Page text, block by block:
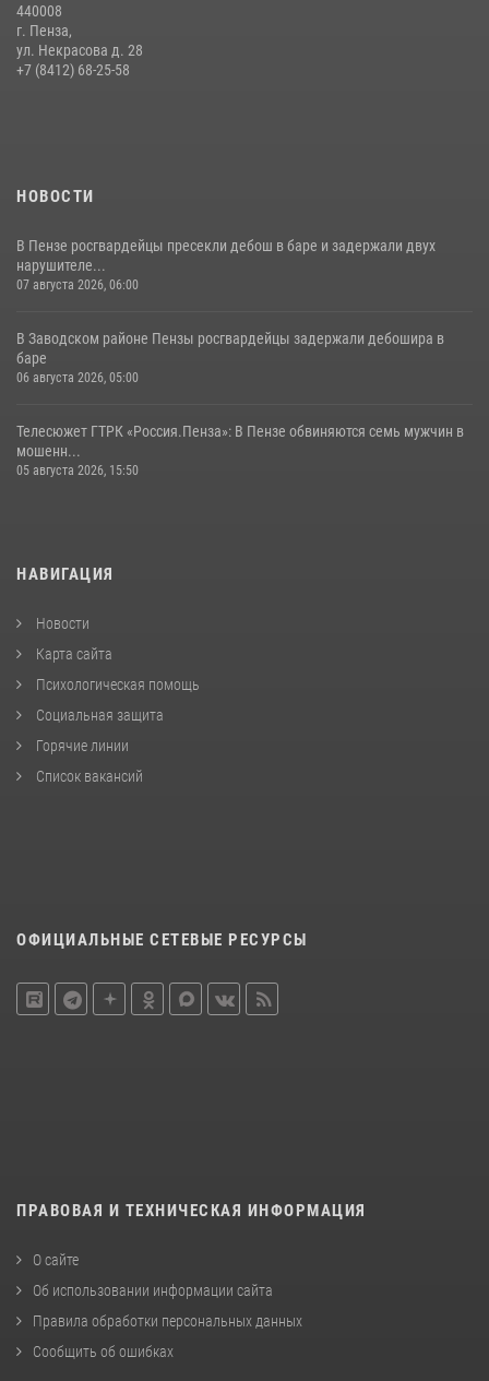
Начальник Управления Росгвардии по Пензенской области Павел
Пучков посетил 55-й Всероссийский Лермонтовский праздник
440008
г. Пенза,
ул. Некрасова д. 28
+7 (8412) 68-25-58
НОВОСТИ
В Пензе росгвардейцы пресекли дебош в баре и задержали двух
нарушителе...
07 августа 2026, 06:00
В Заводском районе Пензы росгвардейцы задержали дебошира в
баре
06 августа 2026, 05:00
Телесюжет ГТРК «Россия.Пенза»: В Пензе обвиняются семь мужчин в
мошенн...
05 августа 2026, 15:50
НАВИГАЦИЯ
Новости
Карта сайта
Психологическая помощь
Социальная защита
Горячие линии
Список вакансий
ОФИЦИАЛЬНЫЕ СЕТЕВЫЕ РЕСУРСЫ
ПРАВОВАЯ И ТЕХНИЧЕСКАЯ ИНФОРМАЦИЯ
О сайте
Об использовании информации сайта
Правила обработки персональных данных
Сообщить об ошибках